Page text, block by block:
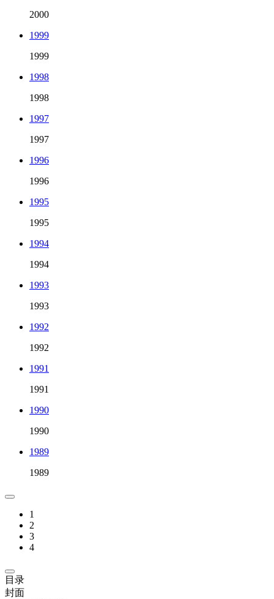
2000
1999
1999
1998
1998
1997
1997
1996
1996
1995
1995
1994
1994
1993
1993
1992
1992
1991
1991
1990
1990
1989
1989
1
2
3
4
目录
封面